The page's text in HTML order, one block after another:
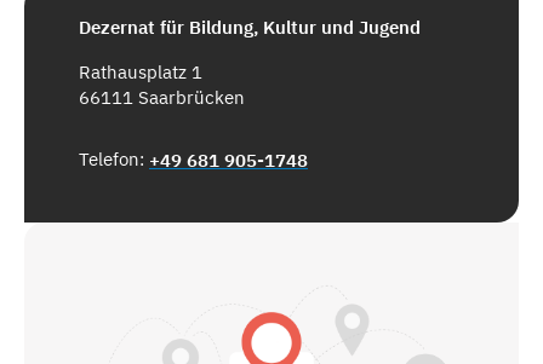
Dezernat für Bildung, Kultur und Jugend
Rathausplatz 1
66111 Saarbrücken
Telefon: +49 681 905-1748